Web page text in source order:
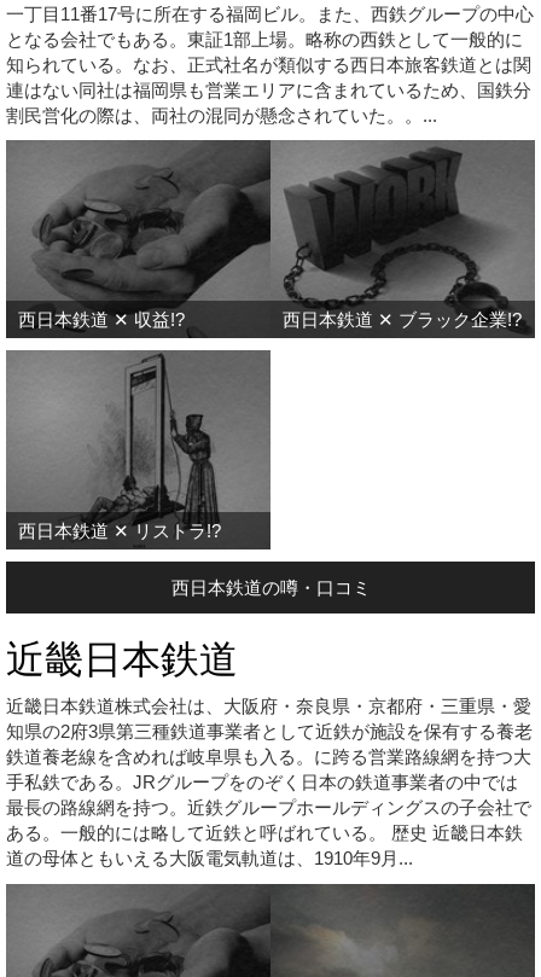
一丁目11番17号に所在する福岡ビル。また、西鉄グループの中心
となる会社でもある。東証1部上場。略称の西鉄として一般的に
知られている。なお、正式社名が類似する西日本旅客鉄道とは関
連はない同社は福岡県も営業エリアに含まれているため、国鉄分
割民営化の際は、両社の混同が懸念されていた。。...
西日本鉄道 ✕ 収益!? 西日本鉄道 ✕ ブラック企業!?
西日本鉄道 ✕ リストラ!?
西日本鉄道の噂・口コミ
近畿日本鉄道
近畿日本鉄道株式会社は、大阪府・奈良県・京都府・三重県・愛
知県の2府3県第三種鉄道事業者として近鉄が施設を保有する養老
鉄道養老線を含めれば岐阜県も入る。に跨る営業路線網を持つ大
手私鉄である。JRグループをのぞく日本の鉄道事業者の中では
最長の路線網を持つ。近鉄グループホールディングスの子会社で
ある。一般的には略して近鉄と呼ばれている。 歴史 近畿日本鉄
道の母体ともいえる大阪電気軌道は、1910年9月...